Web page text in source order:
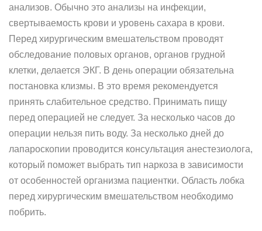
анализов. Обычно это анализы на инфекции,
свертываемость крови и уровень сахара в крови.
Перед хирургическим вмешательством проводят
обследование половых органов, органов грудной
клетки, делается ЭКГ. В день операции обязательна
постановка клизмы. В это время рекомендуется
принять слабительное средство. Принимать пищу
перед операцией не следует. За несколько часов до
операции нельзя пить воду. За несколько дней до
лапароскопии проводится консультация анестезиолога,
который поможет выбрать тип наркоза в зависимости
от особенностей организма пациентки. Область лобка
перед хирургическим вмешательством необходимо
побрить.